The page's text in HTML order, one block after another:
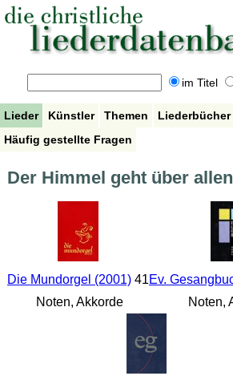
im Titel
Lieder Künstler Themen Liederbücher
Häufig gestellte Fragen
Der Himmel geht über
Die Mundorgel (2001)41
Noten, Akkorde
Ev.
Noten,